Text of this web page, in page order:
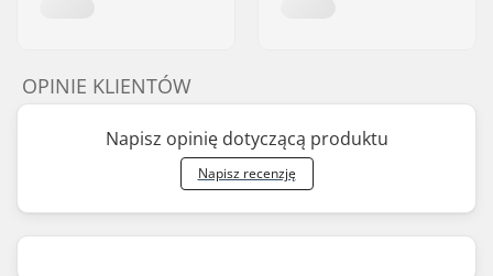
OPINIE KLIENTÓW
Napisz opinię dotyczącą produktu
Napisz recenzję